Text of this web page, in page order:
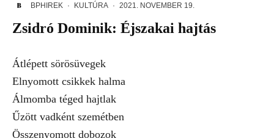
BPHIREK · KULTÚRA · 2021. NOVEMBER 19.
Zsidró Dominik: Éjszakai hajtás
Átlépett sörösüvegek
Elnyomott csikkek halma
Álmomba téged hajtlak
Űzött vadként szemétben
Összenyomott dobozok